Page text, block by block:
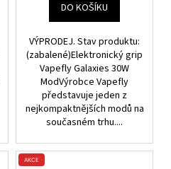
DO KOŠÍKU
VÝPRODEJ. Stav produktu:
(zabalené)Elektronický grip
Vapefly Galaxies 30W
ModVýrobce Vapefly
představuje jeden z
nejkompaktnějších modů na
současném trhu....
AKCE